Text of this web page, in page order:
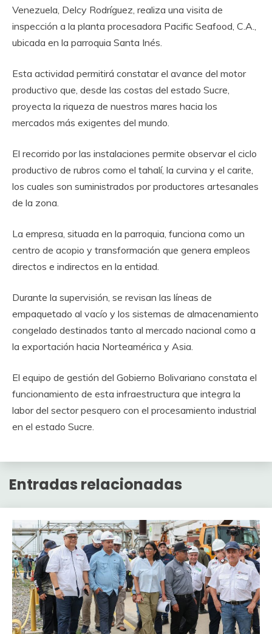
Venezuela, Delcy Rodríguez, realiza una visita de
inspección a la planta procesadora Pacific Seafood, C.A.,
ubicada en la parroquia Santa Inés.
Esta actividad permitirá constatar el avance del motor
productivo que, desde las costas del estado Sucre,
proyecta la riqueza de nuestros mares hacia los
mercados más exigentes del mundo.
El recorrido por las instalaciones permite observar el ciclo
productivo de rubros como el tahalí, la curvina y el carite,
los cuales son suministrados por productores artesanales
de la zona.
La empresa, situada en la parroquia, funciona como un
centro de acopio y transformación que genera empleos
directos e indirectos en la entidad.
Durante la supervisión, se revisan las líneas de
empaquetado al vacío y los sistemas de almacenamiento
congelado destinados tanto al mercado nacional como a
la exportación hacia Norteamérica y Asia.
El equipo de gestión del Gobierno Bolivariano constata el
funcionamiento de esta infraestructura que integra la
labor del sector pesquero con el procesamiento industrial
en el estado Sucre.
Entradas relacionadas